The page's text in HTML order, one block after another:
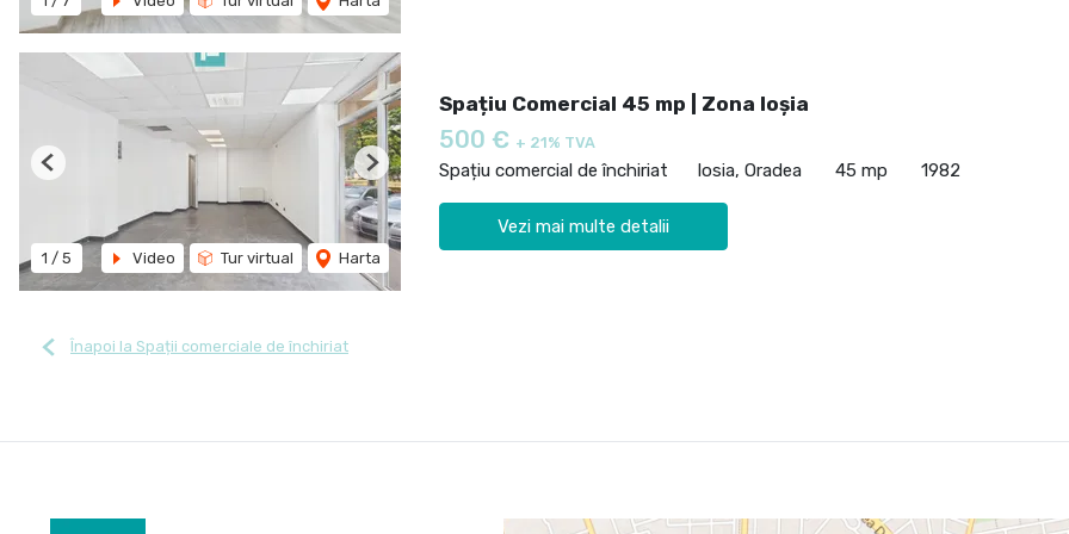
1 / 5 Video Tur virtual Harta
Previous Next
Spațiu Comercial 45 mp | Zona Ioșia
500 € + 21% TVA
Spațiu comercial de închiriat Iosia, Oradea 45 mp 1982
Vezi mai multe detalii
Înapoi la Spații comerciale de închiriat